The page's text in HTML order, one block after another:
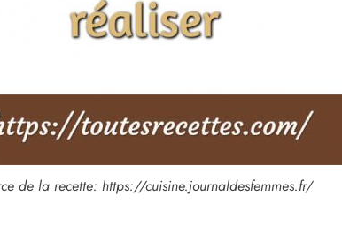
de la recette: https://cuisine.journaldesfemmes.fr/